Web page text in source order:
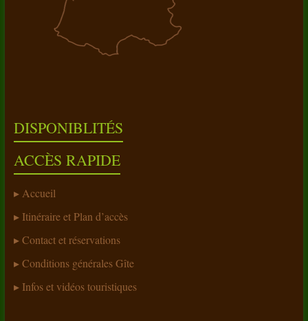
DISPONIBLITÉS
ACCÈS RAPIDE
Accueil
Itinéraire et Plan d’accès
Contact et réservations
Conditions générales Gîte
Infos et vidéos touristiques